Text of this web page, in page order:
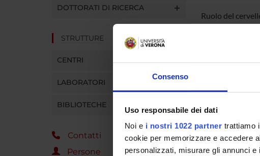
Consenso
Uso responsabile dei dati
Noi e i nostri 1022 partner trattiamo
cookie per memorizzare e accedere
personalizzati, misurare gli annunci
DOTTORATI DI RICERCA
STRUTTURE
CENTRI
LABORATORI
BIBLIOTECHE
Contatti
Persone
Ruolo del
lesioni
Antonio Fiaschi